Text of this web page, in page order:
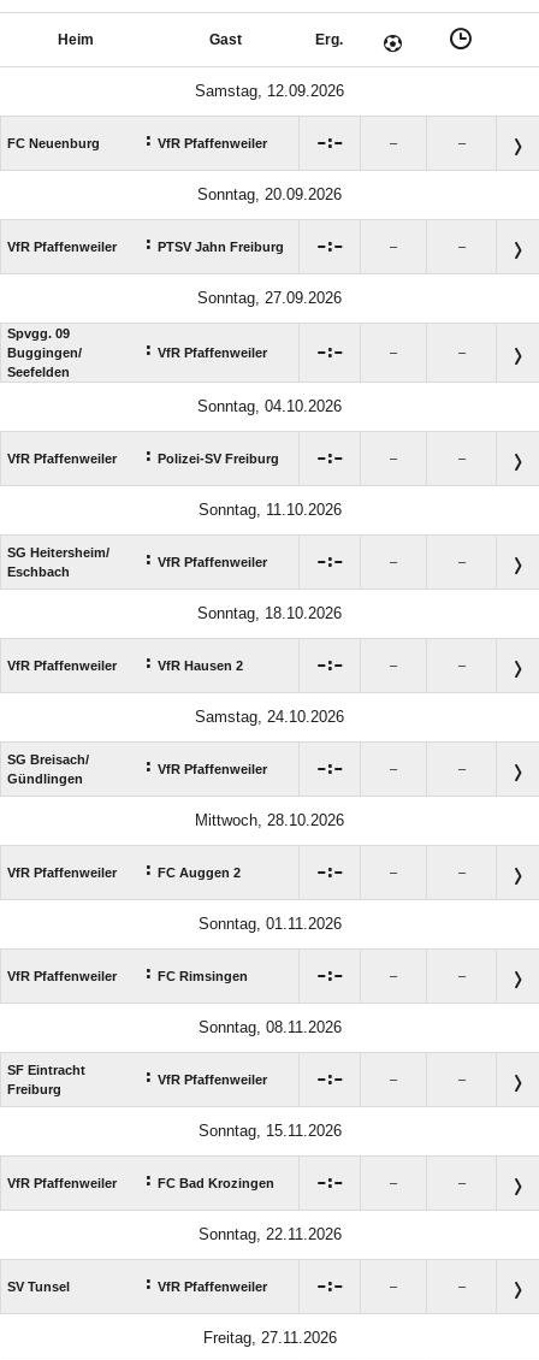
Heim Gast Erg.
Samstag, 12.09.2026
FC Neuenburg : VfR Pfaffenweiler : – –
Sonntag, 20.09.2026
VfR Pfaffenweiler : PTSV Jahn Freiburg : – –
Sonntag, 27.09.2026
Spvgg. 09
Buggingen/​
Seefelden
: VfR Pfaffenweiler : – –
Sonntag, 04.10.2026
VfR Pfaffenweiler : Polizei-SV Freiburg : – –
Sonntag, 11.10.2026
SG Heitersheim/​
Eschbach
: VfR Pfaffenweiler : – –
Sonntag, 18.10.2026
VfR Pfaffenweiler : VfR Hausen 2 : – –
Samstag, 24.10.2026
SG Breisach/​
Gündlingen
: VfR Pfaffenweiler : – –
Mittwoch, 28.10.2026
VfR Pfaffenweiler : FC Auggen 2 : – –
Sonntag, 01.11.2026
VfR Pfaffenweiler : FC Rimsingen : – –
Sonntag, 08.11.2026
SF Eintracht
Freiburg
: VfR Pfaffenweiler : – –
Sonntag, 15.11.2026
VfR Pfaffenweiler : FC Bad Krozingen : – –
Sonntag, 22.11.2026
SV Tunsel : VfR Pfaffenweiler : – –
Freitag, 27.11.2026